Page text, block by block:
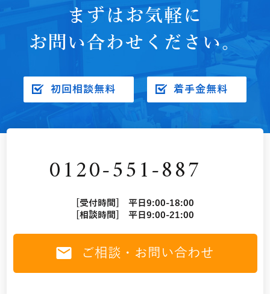
まずはお気軽に
お問い合わせください。
初回相談無料 着手金無料
0120-551-887
[受付時間] 平日9:00-18:00
[相談時間] 平日9:00-21:00
ご相談・お問い合わせ